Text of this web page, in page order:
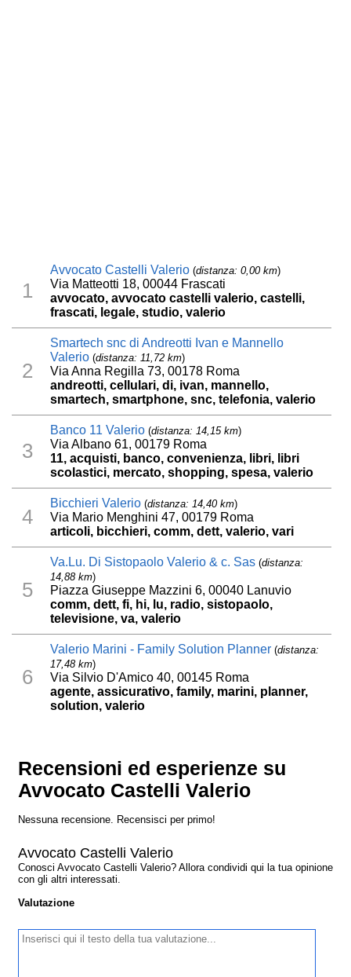
1
Avvocato Castelli Valerio (distanza: 0,00 km)
Via Matteotti 18, 00044 Frascati
avvocato, avvocato castelli valerio, castelli,
frascati, legale, studio, valerio
2
Smartech snc di Andreotti Ivan e Mannello
Valerio (distanza: 11,72 km)
Via Anna Regilla 73, 00178 Roma
andreotti, cellulari, di, ivan, mannello,
smartech, smartphone, snc, telefonia, valerio
3
Banco 11 Valerio (distanza: 14,15 km)
Via Albano 61, 00179 Roma
11, acquisti, banco, convenienza, libri, libri
scolastici, mercato, shopping, spesa, valerio
4
Bicchieri Valerio (distanza: 14,40 km)
Via Mario Menghini 47, 00179 Roma
articoli, bicchieri, comm, dett, valerio, vari
5
Va.Lu. Di Sistopaolo Valerio & c. Sas (distanza:
14,88 km)
Piazza Giuseppe Mazzini 6, 00040 Lanuvio
comm, dett, fi, hi, lu, radio, sistopaolo,
televisione, va, valerio
6
Valerio Marini - Family Solution Planner (distanza:
17,48 km)
Via Silvio D'Amico 40, 00145 Roma
agente, assicurativo, family, marini, planner,
solution, valerio
Recensioni ed esperienze su
Avvocato Castelli Valerio
Nessuna recensione. Recensisci per primo!
Avvocato Castelli Valerio
Conosci Avvocato Castelli Valerio? Allora condividi qui la tua opinione
con gli altri interessati.
Valutazione